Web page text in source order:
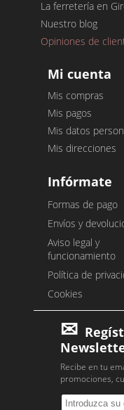
La ferretería en
Nuestro blog
Opiniones de
Mi cuenta
Mis compras
Mis pagos
Mis datos
Mis direcciones
Infórmate
Formas de pago
Envíos y
Aviso legal y
funcionamiento
Política de
Cookies
Recibe en tu
promociones,